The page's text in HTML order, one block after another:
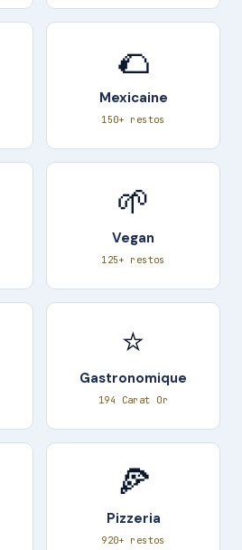
🌮
Mexicaine
150+ restos
🌱
Vegan
125+ restos
⭐
Gastronomique
194 Carat Or
🍕
Pizzeria
920+ restos